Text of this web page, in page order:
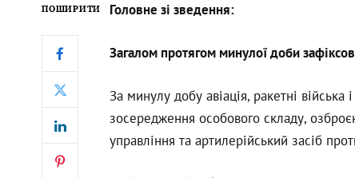
ПОШИРИТИ Головне зі зведення:
Загалом протягом минулої доби
За минулу добу авіація, ракетні
зосередження особового складу,
управління та артилерійський засіб